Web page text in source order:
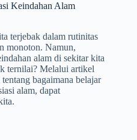
Keindahan Alam
terjebak dalam rutinitas
monoton. Namun,
alam di sekitar kita
ternilai? Melalui artikel
bagaimana belajar
alam, dapat